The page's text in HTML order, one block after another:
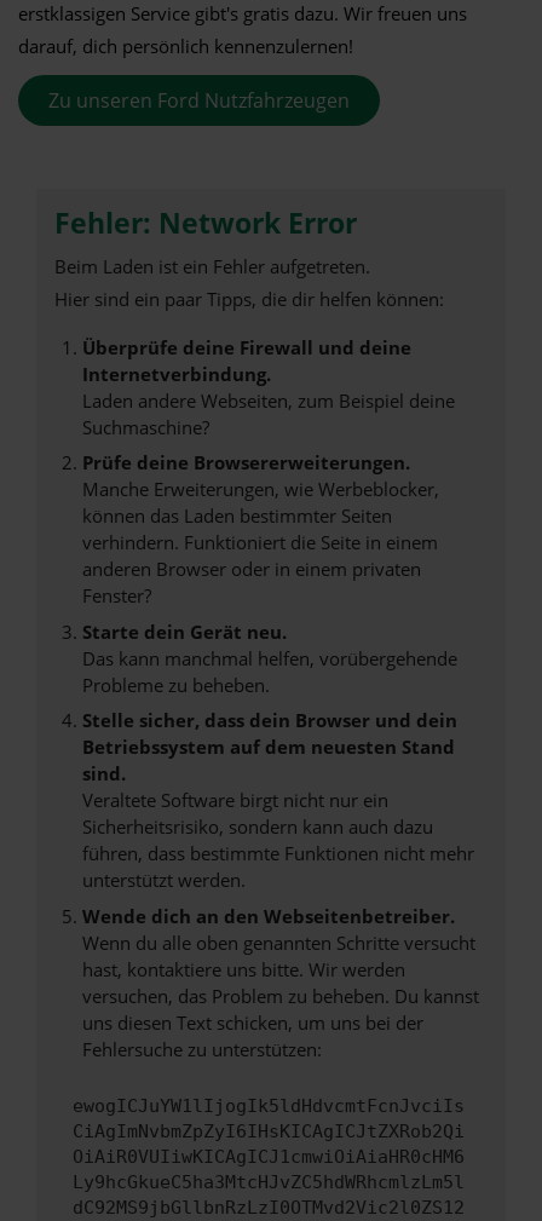
erstklassigen Service gibt's gratis dazu. Wir freuen uns
darauf, dich persönlich kennenzulernen!
Zu unseren Ford Nutzfahrzeugen
Fehler: Network Error
Beim Laden ist ein Fehler aufgetreten.
Hier sind ein paar Tipps, die dir helfen können:
Überprüfe deine Firewall und deine
Internetverbindung.
Laden andere Webseiten, zum Beispiel deine
Suchmaschine?
Prüfe deine Browsererweiterungen.
Manche Erweiterungen, wie Werbeblocker,
können das Laden bestimmter Seiten
verhindern. Funktioniert die Seite in einem
anderen Browser oder in einem privaten
Fenster?
Starte dein Gerät neu.
Das kann manchmal helfen, vorübergehende
Probleme zu beheben.
Stelle sicher, dass dein Browser und dein
Betriebssystem auf dem neuesten Stand
sind.
Veraltete Software birgt nicht nur ein
Sicherheitsrisiko, sondern kann auch dazu
führen, dass bestimmte Funktionen nicht mehr
unterstützt werden.
Wende dich an den Webseitenbetreiber.
Wenn du alle oben genannten Schritte versucht
hast, kontaktiere uns bitte. Wir werden
versuchen, das Problem zu beheben. Du kannst
uns diesen Text schicken, um uns bei der
Fehlersuche zu unterstützen:
ewogICJuYW1lIjogIk5ldHdvcmtFcnJvciIs
CiAgImNvbmZpZyI6IHsKICAgICJtZXRob2Qi
OiAiR0VUIiwKICAgICJ1cmwiOiAiaHR0cHM6
Ly9hcGkueC5ha3MtcHJvZC5hdWRhcmlzLm5l
dC92MS9jbGllbnRzLzI0OTMvd2Vic2l0ZS12